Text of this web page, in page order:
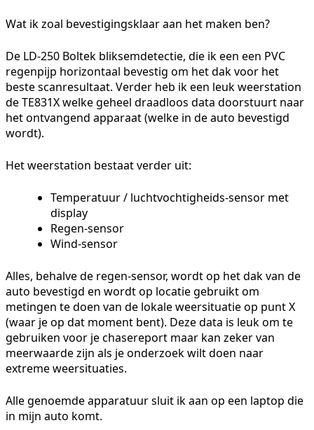
Wat ik zoal bevestigingsklaar aan het maken ben?
De LD-250 Boltek bliksemdetectie, die ik een een PVC
regenpijp horizontaal bevestig om het dak voor het
beste scanresultaat. Verder heb ik een leuk weerstation
de TE831X welke geheel draadloos data doorstuurt naar
het ontvangend apparaat (welke in de auto bevestigd
wordt).
Het weerstation bestaat verder uit:
Temperatuur / luchtvochtigheids-sensor met
display
Regen-sensor
Wind-sensor
Alles, behalve de regen-sensor, wordt op het dak van de
auto bevestigd en wordt op locatie gebruikt om
metingen te doen van de lokale weersituatie op punt X
(waar je op dat moment bent). Deze data is leuk om te
gebruiken voor je chasereport maar kan zeker van
meerwaarde zijn als je onderzoek wilt doen naar
extreme weersituaties.
Alle genoemde apparatuur sluit ik aan op een laptop die
in mijn auto komt.